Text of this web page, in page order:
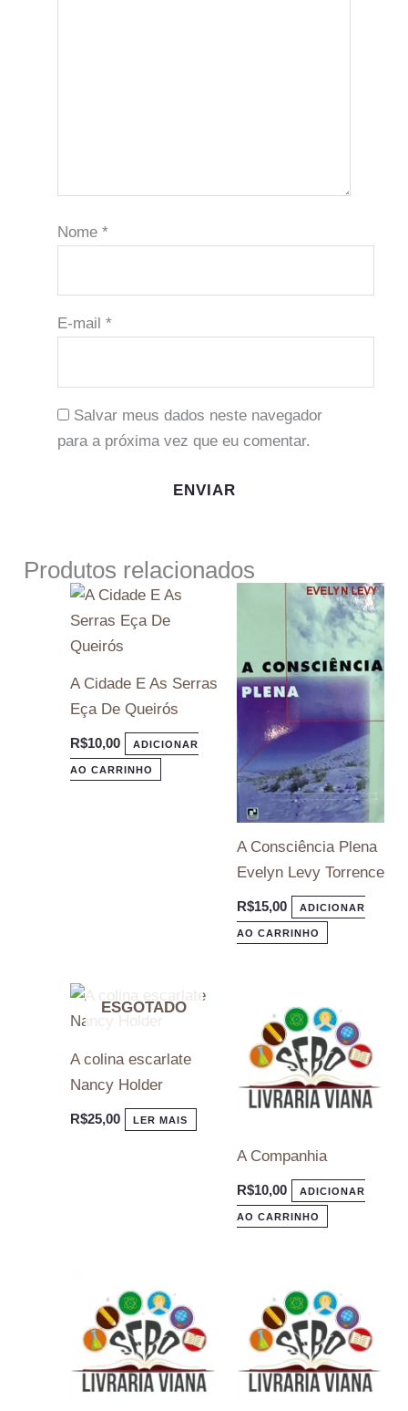
Nome *
E-mail *
Salvar meus dados neste navegador
para a próxima vez que eu comentar.
Produtos relacionados
A Cidade E As Serras
Eça De Queirós
R$10,00 ADICIONAR
AO CARRINHO
A Consciência Plena
Evelyn Levy Torrence
R$15,00 ADICIONAR
AO CARRINHO
ESGOTADO
A colina escarlate
Nancy Holder
R$25,00 LER MAIS
A Companhia
R$10,00 ADICIONAR
AO CARRINHO